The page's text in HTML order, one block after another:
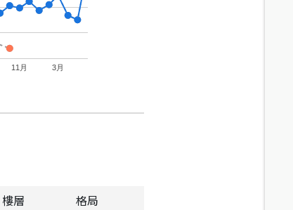
11月 3月
樓層 格局